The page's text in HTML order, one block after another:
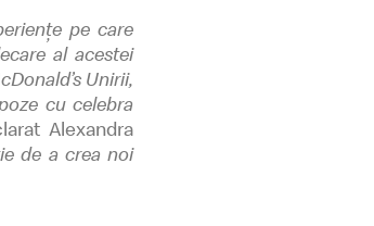
pe care
al acestei
Unirii,
cu celebra
Alexandra
de a crea noi